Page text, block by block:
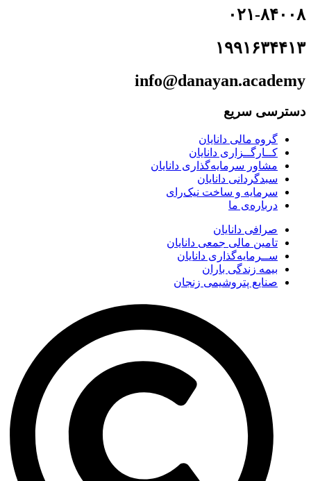
۰۲۱-۸۴۰۰۸
۱۹۹۱۶۳۴۴۱۳
info@danayan.academy
دسترسی سریع
گروه مالی دانایان
کــارگــزاری دانایان
مشاور سرمایه‌گذاری دانایان
سبدگردانی دانایان
سرمایه و ساخت نیک‌رای
درباره‌ی ما
صرافی دانایان
تامین مالی جمعی دانایان
ســرمایه‌گذاری دانایان
بیمه زندگی باران
صنایع پتروشیمی زنجان